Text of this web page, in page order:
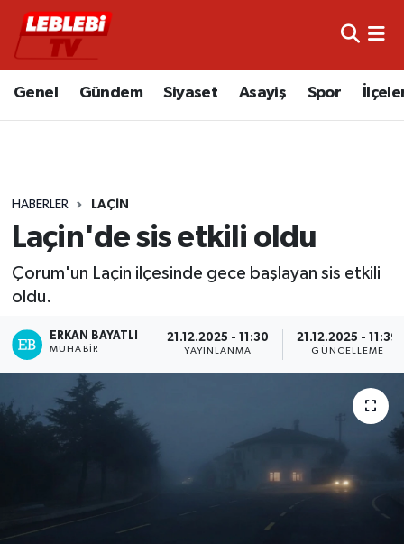
Genel Gündem Siyaset Asayiş Spor
HABERLER LAÇIN
Laçin'de sis etkili oldu
Çorum'un Laçin ilçesinde gece başlayan sis etkili
oldu.
ERKAN BAYATLI
MUHABIR
21.12.2025 - 11:30
YAYINLANMA
21.12.2025 - 11:39
GÜNCELLEME
Hava Durumu
Süper Lig Puan Durumu ve Fikstür
Tüm Manşetler
Son Dakika Haberleri
Haber Arşivi